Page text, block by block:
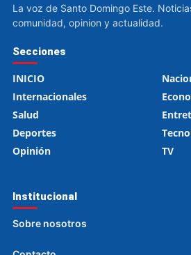
La voz de Santo Domingo Este.
comunidad, opinion y actualidad.
Secciones
INICIO
Internacionales
Salud
Deportes
Opinión
TV
Institucional
Sobre nosotros